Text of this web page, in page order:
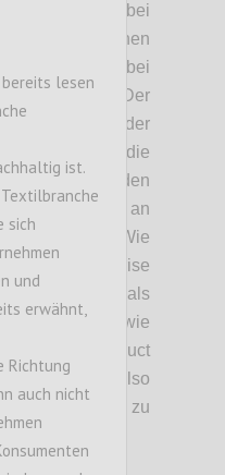
bei
des vergangenen
Treiber bei
Der
die Reduktion der
haben die
rund um den
fragiles Netz an
geschaffen.
Wie
uns die Krise
Kette niemals
auch Ansätze wie
Product
sind hier also
hin zu
bereits lesen
ist.
sich
und
erwähnt,
Richtung
auch nicht